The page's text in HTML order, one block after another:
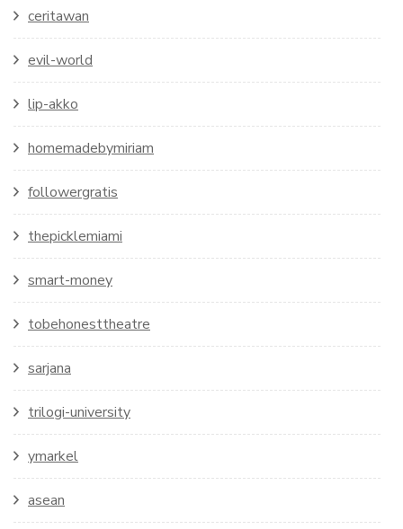
ceritawan
evil-world
lip-akko
homemadebymiriam
followergratis
thepicklemiami
smart-money
tobehonesttheatre
sarjana
trilogi-university
ymarkel
asean